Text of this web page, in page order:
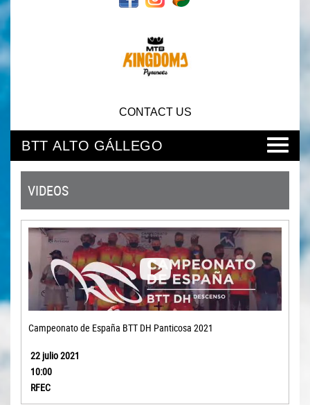
CONTACT US
BTT ALTO GÁLLEGO
VIDEOS
Campeonato de España BTT DH Panticosa 2021
22 julio 2021
10:00
RFEC